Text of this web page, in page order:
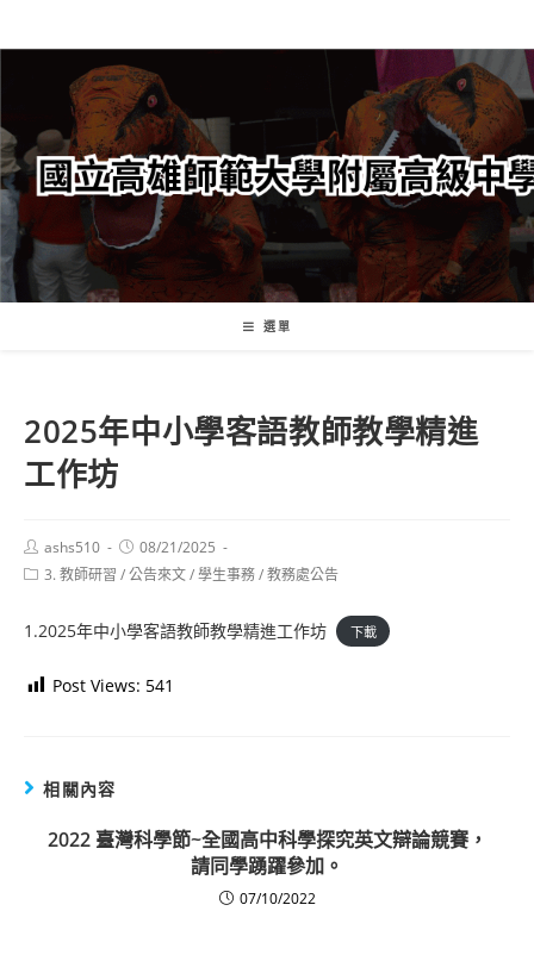
轉
要
內
容
選單
2025年中小學客語教師教學精進
工作坊
Post
author:
ashs510
Post
published:
08/21/2025
Post3. 教師研習 /公告來文/學生事務/教務處公告
1.2025年中小學客語教師教學精進工作坊 下載
Post Views: 541
相關內容
2022 臺灣科學節~全國高中科學探究英文辯論競賽，
請同學踴躍參加。
07/10/2022